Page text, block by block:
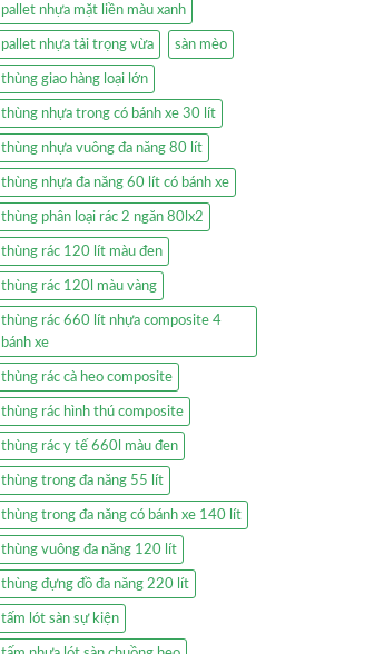
pallet nhựa mặt liền màu xanh
pallet nhựa tải trọng vừa sàn mèo
thùng giao hàng loại lớn
thùng nhựa trong có bánh xe 30 lít
thùng nhựa vuông đa năng 80 lít
thùng nhựa đa năng 60 lít có bánh xe
thùng phân loại rác 2 ngăn 80lx2
thùng rác 120 lít màu đen
thùng rác 120l màu vàng
thùng rác 660 lít nhựa composite 4
bánh xe
thùng rác cà heo composite
thùng rác hình thú composite
thùng rác y tế 660l màu đen
thùng trong đa năng 55 lít
thùng trong đa năng có bánh xe 140 lít
thùng vuông đa năng 120 lít
thùng đựng đồ đa năng 220 lít
tấm lót sàn sự kiện